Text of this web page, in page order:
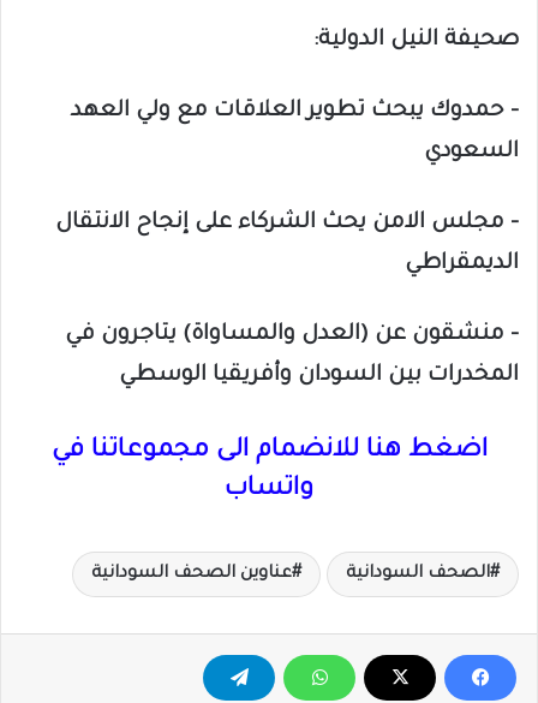
صحيفة النيل الدولية:
– حمدوك يبحث تطوير العلاقات مع ولي العهد
السعودي
– مجلس الامن يحث الشركاء على إنجاح الانتقال
الديمقراطي
– منشقون عن (العدل والمساواة) يتاجرون في
المخدرات بين السودان وأفريقيا الوسطي
اضغط هنا للانضمام الى مجموعاتنا في
واتساب
الصحف السودانية عناوين الصحف السودانية